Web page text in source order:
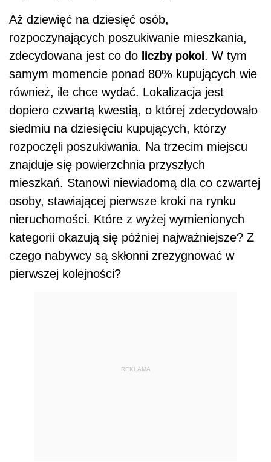
Aż dziewięć na dziesięć osób,
rozpoczynających poszukiwanie mieszkania,
zdecydowana jest co do liczby pokoi. W tym
samym momencie ponad 80% kupujących wie
również, ile chce wydać. Lokalizacja jest
dopiero czwartą kwestią, o której zdecydowało
siedmiu na dziesięciu kupujących, którzy
rozpoczęli poszukiwania. Na trzecim miejscu
znajduje się powierzchnia przyszłych
mieszkań. Stanowi niewiadomą dla co czwartej
osoby, stawiającej pierwsze kroki na rynku
nieruchomości. Które z wyżej wymienionych
kategorii okazują się później najważniejsze? Z
czego nabywcy są skłonni zrezygnować w
pierwszej kolejności?
REKLAMA